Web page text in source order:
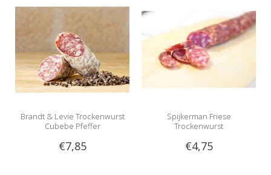
Brandt & Levie Trockenwurst
Cubebe Pfeffer
€7,85
Spijkerman Friese
Trockenwurst
€4,75